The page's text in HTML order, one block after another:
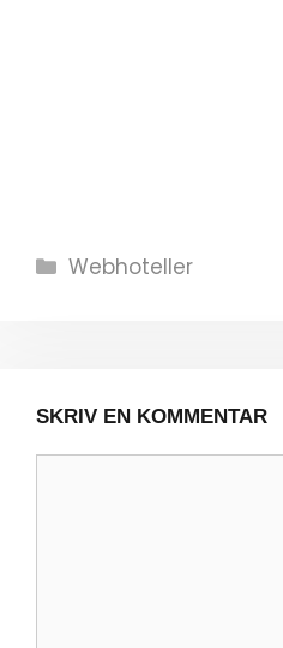
Kategorier
Webhoteller
SKRIV EN KOMMENTAR